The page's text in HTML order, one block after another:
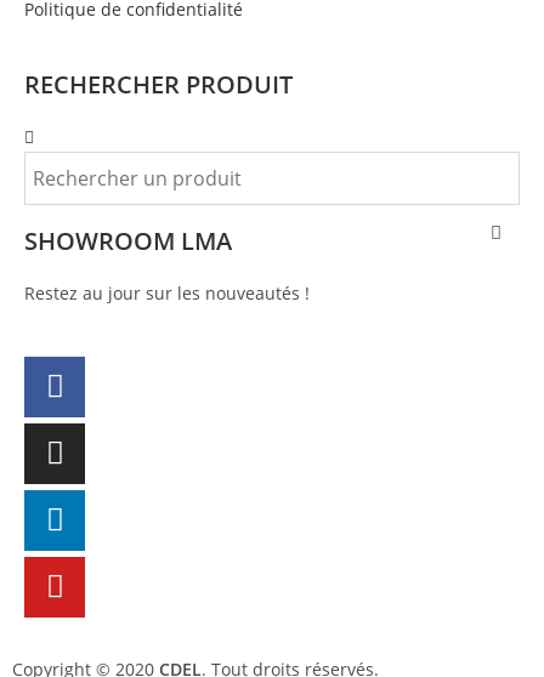
Politique de confidentialité
RECHERCHER PRODUIT
SHOWROOM LMA
Restez au jour sur les nouveautés !
Copyright © 2020 CDEL. Tout droits réservés.